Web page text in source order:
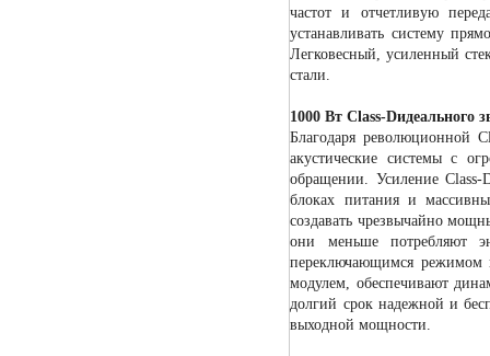
частот и отчетливую
устанавливать систему
Легковесный, усиленный
стали.
1000 Вт Class-Dидеального
Благодаря революционной
акустические системы с
обращении. Усиление Class-
блоках питания и
создавать чрезвычайно
они меньше потребляют
переключающимся
модулем, обеспечивают
долгий срок надежной и
выходной мощности.